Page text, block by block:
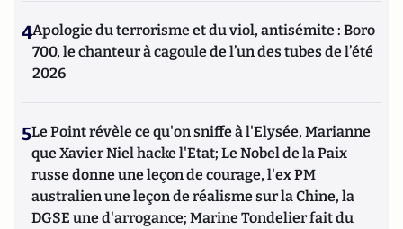
4Apologie du terrorisme et du viol, antisémite : Boro
700, le chanteur à cagoule de l’un des tubes de l’été
2026
5Le Point révèle ce qu'on sniffe à l'Elysée, Marianne
que Xavier Niel hacke l'Etat; Le Nobel de la Paix
russe donne une leçon de courage, l'ex PM
australien une leçon de réalisme sur la Chine, la
DGSE une d'arrogance; Marine Tondelier fait du